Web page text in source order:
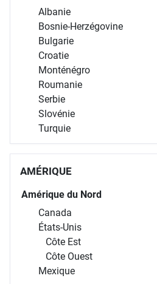
Albanie
Bosnie-Herzégovine
Bulgarie
Croatie
Monténégro
Roumanie
Serbie
Slovénie
Turquie
AMÉRIQUE
Amérique du Nord
Canada
États-Unis
Côte Est
Côte Ouest
Mexique